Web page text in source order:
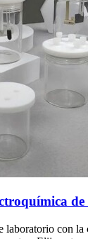
laboratorio con la